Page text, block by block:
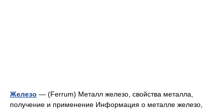
Железо — (Ferrum) Металл железо, свойства металла,
получение и применение Информация о металле железо,